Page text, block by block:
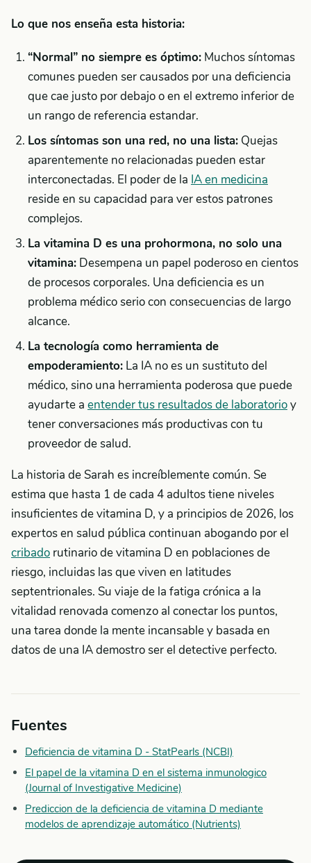
Lo que nos enseña esta historia:
“Normal” no siempre es óptimo: Muchos síntomas
comunes pueden ser causados por una deficiencia
que cae justo por debajo o en el extremo inferior de
un rango de referencia estandar.
Los síntomas son una red, no una lista: Quejas
aparentemente no relacionadas pueden estar
interconectadas. El poder de la IA en medicina
reside en su capacidad para ver estos patrones
complejos.
La vitamina D es una prohormona, no solo una
vitamina: Desempena un papel poderoso en cientos
de procesos corporales. Una deficiencia es un
problema médico serio con consecuencias de largo
alcance.
La tecnología como herramienta de
empoderamiento: La IA no es un sustituto del
médico, sino una herramienta poderosa que puede
ayudarte a entender tus resultados de laboratorioy
tener conversaciones más productivas con tu
proveedor de salud.
La historia de Sarah es increíblemente común. Se
estima que hasta 1 de cada 4 adultos tiene niveles
insuficientes de vitamina D, y a principios de 2026, los
expertos en salud pública continuan abogando por el
cribado rutinario de vitamina D en poblaciones de
riesgo, incluidas las que viven en latitudes
septentrionales. Su viaje de la fatiga crónica a la
vitalidad renovada comenzo al conectar los puntos,
una tarea donde la mente incansable y basada en
datos de una IA demostro ser el detective perfecto.
Fuentes
Deficiencia de vitamina D - StatPearls (NCBI)
El papel de la vitamina D en el sistema inmunologico
(Journal of Investigative Medicine)
Prediccion de la deficiencia de vitamina D mediante
modelos de aprendizaje automático (Nutrients)